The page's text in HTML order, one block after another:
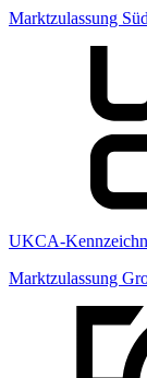
Marktzulassung
UKCA-
Marktzulassung